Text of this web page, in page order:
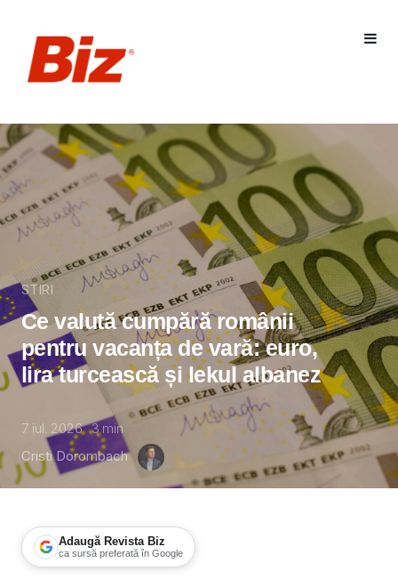
STIRI
Ce valută cumpără românii
pentru vacanța de vară: euro,
lira turcească și lekul albanez
7 iul. 2026 3 min
Cristi Dorombach
Adaugă Revista Biz
ca sursă preferată în Google